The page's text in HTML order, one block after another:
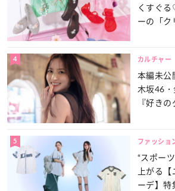
くすぐ
ーの「ク
4 カルチャー
本編未
木坂46
『好き
5 ファッショ
“スポー
上がる
ーデ】特